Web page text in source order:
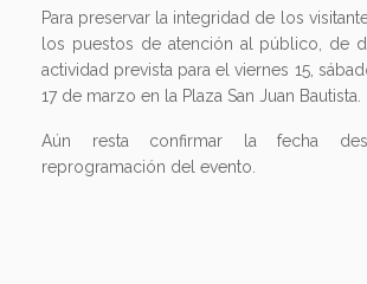
Para preservar la integridad de los
los puestos de atención al público, de
actividad prevista para el viernes 15,
17 de marzo en la Plaza San Juan Bautista.
Aún resta confirmar la fecha
reprogramación del evento.